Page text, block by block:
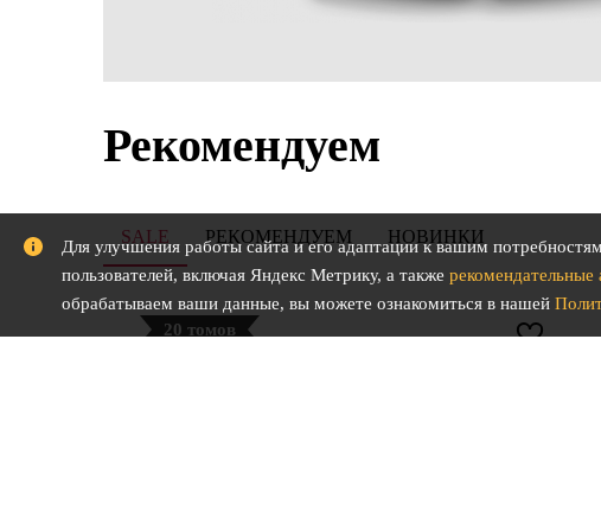
Рекомендуем
SALE РЕКОМЕНДУЕМ НОВИНКИ
20 томов
Для улучшения работы сайта и его адаптации к вашим
пользователей, включая Яндекс Метрику, а также рекомендательные
обрабатываем ваши данные, вы можете ознакомиться в нашей